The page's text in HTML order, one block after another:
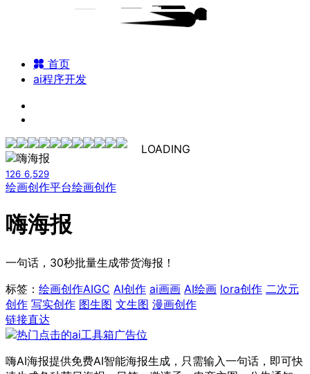
LOADING
首页
ai程序开发
126 6,529
绘画创作平台绘画创作
嗨海报
一句话，30秒批量生成带货海报！
标签： 绘画创作AIGC AI创作 ai画画 AI绘画 lora创作 二次元
创作 写实创作 图生图 文生图 漫画创作
链接直达
嗨AI海报提供免费AI智能海报生成，只需输入一句话，即可快